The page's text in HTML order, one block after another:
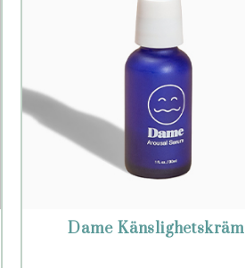
Dame Känslighetskräm